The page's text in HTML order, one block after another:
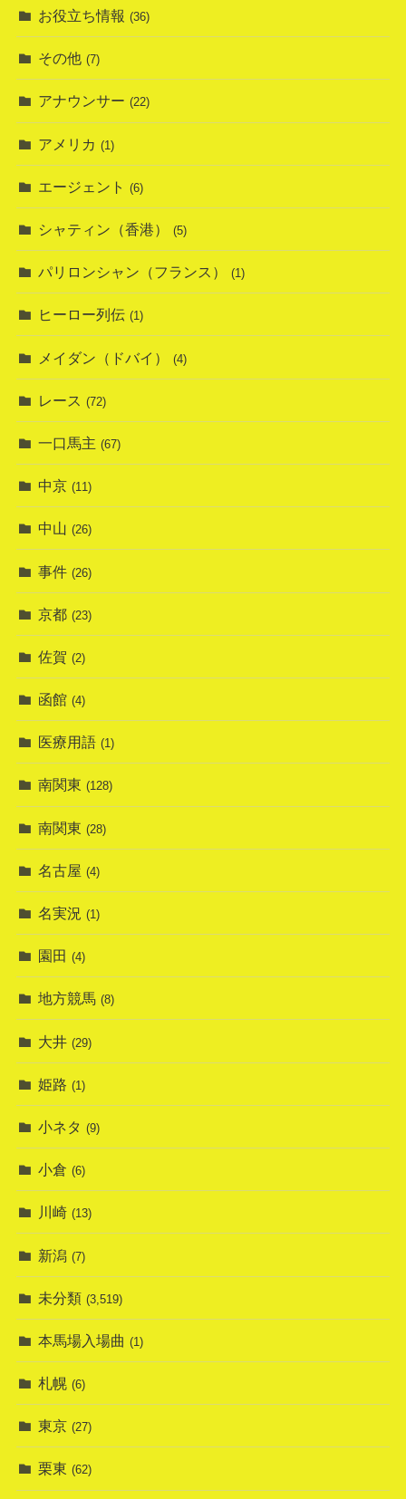
お役立ち情報 (36)
その他 (7)
アナウンサー (22)
アメリカ (1)
エージェント (6)
シャティン（香港） (5)
パリロンシャン（フランス） (1)
ヒーロー列伝 (1)
メイダン（ドバイ） (4)
レース (72)
一口馬主 (67)
中京 (11)
中山 (26)
事件 (26)
京都 (23)
佐賀 (2)
函館 (4)
医療用語 (1)
南関東 (128)
南関東 (28)
名古屋 (4)
名実況 (1)
園田 (4)
地方競馬 (8)
大井 (29)
姫路 (1)
小ネタ (9)
小倉 (6)
川崎 (13)
新潟 (7)
未分類 (3,519)
本馬場入場曲 (1)
札幌 (6)
東京 (27)
栗東 (62)